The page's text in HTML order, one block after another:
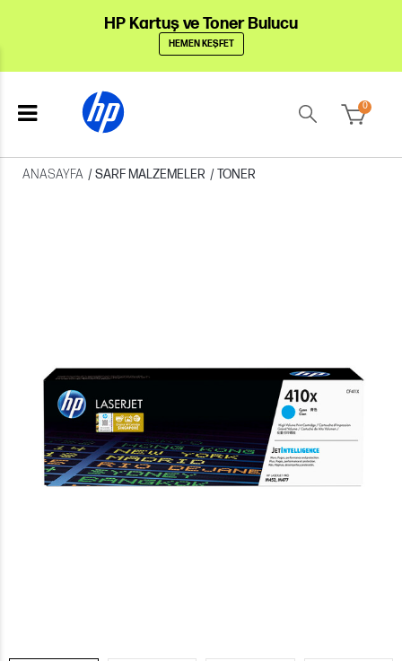
HP Kartuş ve Toner Bulucu
HEMEN KEŞFET
0
ANASAYFA /SARF MALZEMELER /TONER